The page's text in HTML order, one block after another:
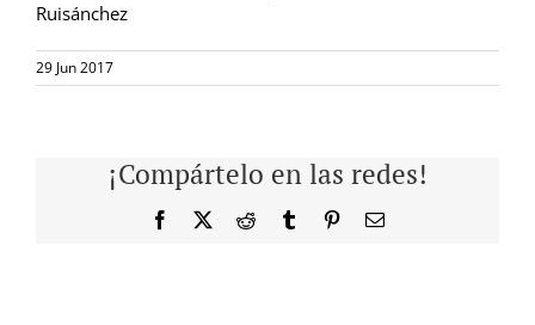
Ruisánchez
29 Jun 2017
¡Compártelo en las redes!
Facebook Reddit Tumblr PinterestCorreo